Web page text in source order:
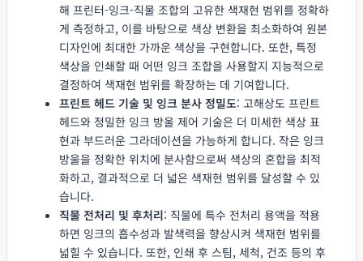
해 프린터-잉크-직물 조합의 고유한 색재현 범위를 정확하
게 측정하고, 이를 바탕으로 색상 변환을 최소화하여 원본
디자인에 최대한 가까운 색상을 구현합니다. 또한, 특정
색상을 인쇄할 때 어떤 잉크 조합을 사용할지 지능적으로
결정하여 색재현 범위를 확장하는 데 기여합니다.
프린트 헤드 기술 및 잉크 분사 정밀도: 고해상도 프린트
헤드와 정밀한 잉크 방울 제어 기술은 더 미세한 색상 표
현과 부드러운 그라데이션을 가능하게 합니다. 작은 잉크
방울을 정확한 위치에 분사함으로써 색상의 혼합을 최적
화하고, 결과적으로 더 넓은 색재현 범위를 달성할 수 있
습니다.
직물 전처리 및 후처리: 직물에 특수 전처리 용액을 적용
하면 잉크의 흡수성과 발색력을 향상시켜 색재현 범위를
넓힐 수 있습니다. 또한, 인쇄 후 스팀, 세척, 건조 등의 후